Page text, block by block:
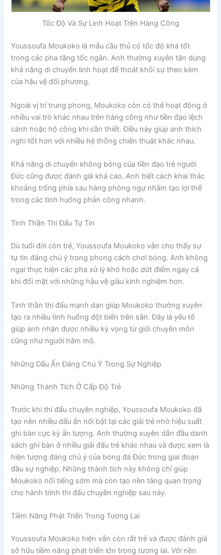
Tốc Độ Và Sự Linh Hoạt Trên Hàng Công
Youssoufa Moukoko là mẫu cầu thủ có tốc độ khá tốt
trong các pha tăng tốc ngắn. Anh thường xuyên tận dụng
khả năng di chuyển linh hoạt để thoát khỏi sự theo kèm
của hậu vệ đối phương.
Ngoài vị trí trung phong, Moukoko còn có thể hoạt động ở
nhiều vai trò khác nhau trên hàng công như tiền đạo lệch
cánh hoặc hộ công khi cần thiết. Điều này giúp anh thích
nghi tốt hơn với nhiều hệ thống chiến thuật khác nhau.
Khả năng di chuyển không bóng của tiền đạo trẻ người
Đức cũng được đánh giá khá cao. Anh biết cách khai thác
khoảng trống phía sau hàng phòng ngự nhằm tạo lợi thế
trong các tình huống phản công nhanh.
Tinh Thần Thi Đấu Tự Tin
Dù tuổi đời còn trẻ, Youssoufa Moukoko vẫn cho thấy sự
tự tin đáng chú ý trong phong cách chơi bóng. Anh không
ngại thực hiện các pha xử lý khó hoặc dứt điểm ngay cả
khi đối mặt với những hậu vệ giàu kinh nghiệm hơn.
Tinh thần thi đấu mạnh dạn giúp Moukoko thường xuyên
tạo ra nhiều tình huống đột biến trên sân. Đây là yếu tố
giúp anh nhận được nhiều kỳ vọng từ giới chuyên môn
cũng như người hâm mộ.
Những Dấu Ấn Đáng Chú Ý Trong Sự Nghiệp
Những Thành Tích Ở Cấp Độ Trẻ
Trước khi thi đấu chuyên nghiệp, Youssoufa Moukoko đã
tạo nên nhiều dấu ấn nổi bật tại các giải trẻ nhờ hiệu suất
ghi bàn cực kỳ ấn tượng. Anh thường xuyên dẫn đầu danh
sách ghi bàn ở nhiều giải đấu trẻ khác nhau và được xem là
hiện tượng đáng chú ý của bóng đá Đức trong giai đoạn
đầu sự nghiệp. Những thành tích này không chỉ giúp
Moukoko nổi tiếng sớm mà còn tạo nền tảng quan trọng
cho hành trình thi đấu chuyên nghiệp sau này.
Tiềm Năng Phát Triển Trong Tương Lai
Youssoufa Moukoko hiện vẫn còn rất trẻ và được đánh giá
sở hữu tiềm năng phát triển lớn trong tương lai. Với nền